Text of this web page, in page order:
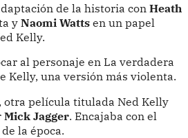
de la historia con Heath
y Naomi Wattsen un papel
Kelly.
al personaje en La verdadera
Kelly, una versión más violenta.
otra película titulada Ned Kelly
Mick Jagger. Encajaba con el
la época.